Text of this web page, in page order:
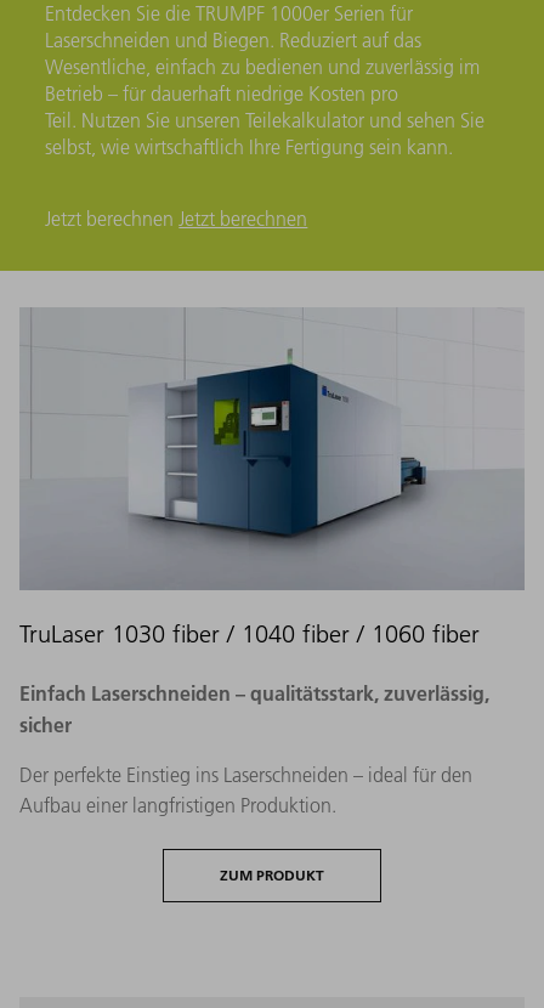
Entdecken Sie die TRUMPF 1000er Serien für
Laserschneiden und Biegen. Reduziert auf das
Wesentliche, einfach zu bedienen und zuverlässig im
Betrieb – für dauerhaft niedrige Kosten pro
Teil. Nutzen Sie unseren Teilekalkulator und sehen Sie
selbst, wie wirtschaftlich Ihre Fertigung sein kann.
Jetzt berechnenJetzt berechnen
TruLaser 1030 fiber / 1040 fiber / 1060 fiber
Einfach Laserschneiden – qualitätsstark, zuverlässig,
sicher
Der perfekte Einstieg ins Laserschneiden – ideal für den
Aufbau einer langfristigen Produktion.
ZUM PRODUKT